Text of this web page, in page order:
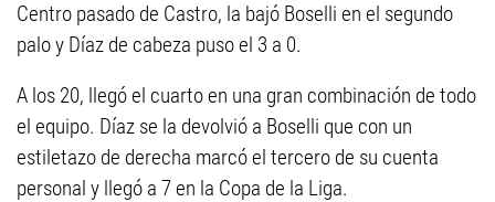
Centro pasado de Castro, la bajó Boselli en el segundo
palo y Díaz de cabeza puso el 3 a 0.
A los 20, llegó el cuarto en una gran combinación de todo
el equipo. Díaz se la devolvió a Boselli que con un
estiletazo de derecha marcó el tercero de su cuenta
personal y llegó a 7 en la Copa de la Liga.